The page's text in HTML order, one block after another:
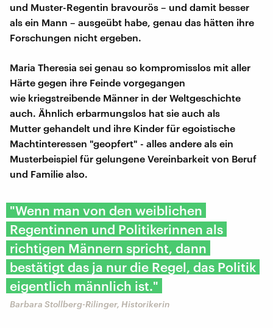
und Muster-Regentin bravourös – und damit besser
als ein Mann – ausgeübt habe, genau das hätten ihre
Forschungen nicht ergeben.
Maria Theresia sei genau so kompromisslos mit aller
Härte gegen ihre Feinde vorgegangen
wie kriegstreibende Männer in der Weltgeschichte
auch. Ähnlich erbarmungslos hat sie auch als
Mutter gehandelt und ihre Kinder für egoistische
Machtinteressen "geopfert" - alles andere als ein
Musterbeispiel für gelungene Vereinbarkeit von Beruf
und Familie also.
"Wenn man von den weiblichen
Regentinnen und Politikerinnen als
richtigen Männern spricht, dann
bestätigt das ja nur die Regel, das Politik
eigentlich männlich ist."
Barbara Stollberg-Rilinger, Historikerin